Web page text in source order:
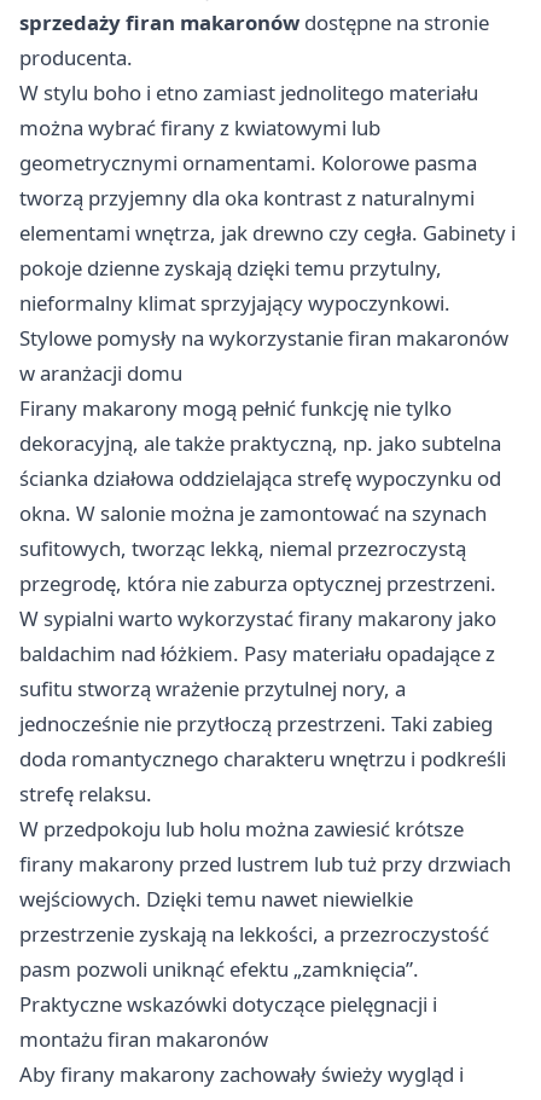
sprzedaży firan makaronów dostępne na stronie
producenta.
W stylu boho i etno zamiast jednolitego materiału
można wybrać firany z kwiatowymi lub
geometrycznymi ornamentami. Kolorowe pasma
tworzą przyjemny dla oka kontrast z naturalnymi
elementami wnętrza, jak drewno czy cegła. Gabinety i
pokoje dzienne zyskają dzięki temu przytulny,
nieformalny klimat sprzyjający wypoczynkowi.
Stylowe pomysły na wykorzystanie firan makaronów
w aranżacji domu
Firany makarony mogą pełnić funkcję nie tylko
dekoracyjną, ale także praktyczną, np. jako subtelna
ścianka działowa oddzielająca strefę wypoczynku od
okna. W salonie można je zamontować na szynach
sufitowych, tworząc lekką, niemal przezroczystą
przegrodę, która nie zaburza optycznej przestrzeni.
W sypialni warto wykorzystać firany makarony jako
baldachim nad łóżkiem. Pasy materiału opadające z
sufitu stworzą wrażenie przytulnej nory, a
jednocześnie nie przytłoczą przestrzeni. Taki zabieg
doda romantycznego charakteru wnętrzu i podkreśli
strefę relaksu.
W przedpokoju lub holu można zawiesić krótsze
firany makarony przed lustrem lub tuż przy drzwiach
wejściowych. Dzięki temu nawet niewielkie
przestrzenie zyskają na lekkości, a przezroczystość
pasm pozwoli uniknąć efektu „zamknięcia”.
Praktyczne wskazówki dotyczące pielęgnacji i
montażu firan makaronów
Aby firany makarony zachowały świeży wygląd i